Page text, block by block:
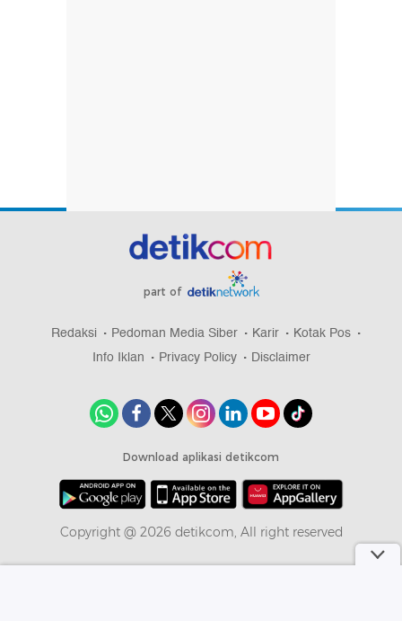
part of
Redaksi Pedoman Media Siber Karir
Kotak Pos
Info Iklan
Privacy Policy Disclaimer
Download aplikasi detikcom
Copyright @ 2026 detikcom, All right reserved